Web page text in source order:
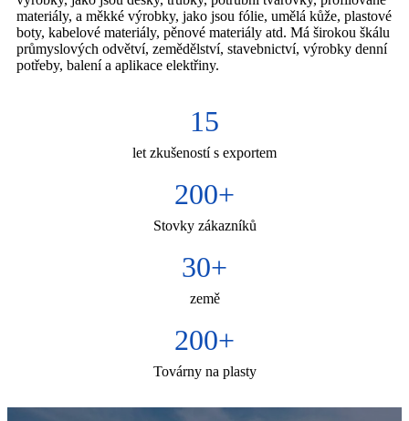
materiály, a měkké výrobky, jako jsou fólie, umělá kůže, plastové
boty, kabelové materiály, pěnové materiály atd. Má širokou škálu
průmyslových odvětví, zemědělství, stavebnictví, výrobky denní
potřeby, balení a aplikace elektřiny.
15
let zkušeností s exportem
200+
Stovky zákazníků
30+
země
200+
Továrny na plasty